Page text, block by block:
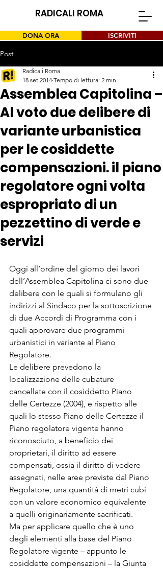
RADICALI ROMA
DONA ORA ISCRIVITI
Post
Assemblea Capitolina –
Al voto due delibere di
variante urbanistica
per le cosiddette
compensazioni. il piano
regolatore ogni volta
espropriato di un
pezzettino di verde e
servizi
Radicali Roma
18 set 2014 Tempo di lettura: 2 min
Oggi all’ordine del giorno dei lavori
dell’Assemblea Capitolina ci sono due
delibere con le quali si formulano gli
indirizzi al Sindaco per la sottoscrizione
di due Accordi di Programma con i
quali approvare due programmi
urbanistici in variante al Piano
Regolatore.
Le delibere prevedono la
localizzazione delle cubature
cancellate con il cosiddetto Piano
delle Certezze (2004), e rispetto alle
quali lo stesso Piano delle Certezze il
Piano regolatore vigente hanno
riconosciuto, a beneficio dei
proprietari, il diritto ad essere
compensati, ossia il diritto di vedere
assegnati, nelle aree previste dal Piano
Regolatore, una quantità di metri cubi
con un valore economico equivalente
a quelli originariamente sacrificati.
Ma per applicare quello che è uno
degli elementi alla base del Piano
Regolatore vigente – appunto le
cosiddette compensazioni – la Giunta